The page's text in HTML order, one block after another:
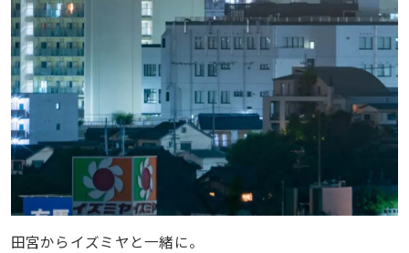
田宮からイズミヤと一緒に。